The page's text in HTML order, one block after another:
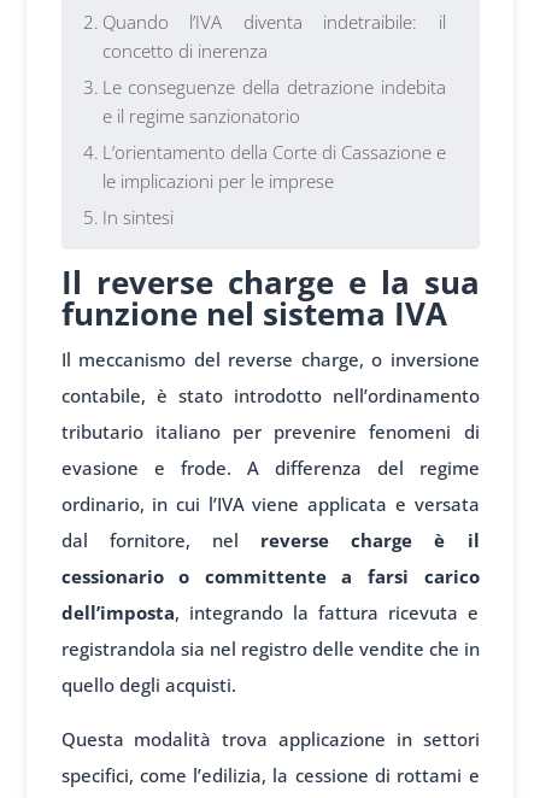
Quando l’IVA diventa indetraibile: il
concetto di inerenza
Le conseguenze della detrazione indebita
e il regime sanzionatorio
L’orientamento della Corte di Cassazione e
le implicazioni per le imprese
In sintesi
Il reverse charge e la sua
funzione nel sistema IVA
Il meccanismo del reverse charge, o inversione
contabile, è stato introdotto nell’ordinamento
tributario italiano per prevenire fenomeni di
evasione e frode. A differenza del regime
ordinario, in cui l’IVA viene applicata e versata
dal fornitore, nel reverse charge è il
cessionario o committente a farsi carico
dell’imposta, integrando la fattura ricevuta e
registrandola sia nel registro delle vendite che in
quello degli acquisti.
Questa modalità trova applicazione in settori
specifici, come l’edilizia, la cessione di rottami e